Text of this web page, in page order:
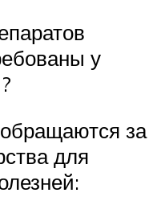
у
за
для